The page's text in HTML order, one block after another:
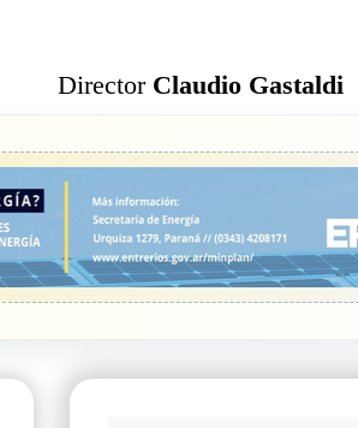
Director Claudio Gastaldi